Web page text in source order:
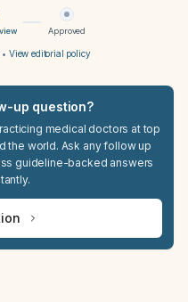
Approved
• View editorial policy
up question?
medical doctors at top
the world. Ask any follow up
guideline-backed answers